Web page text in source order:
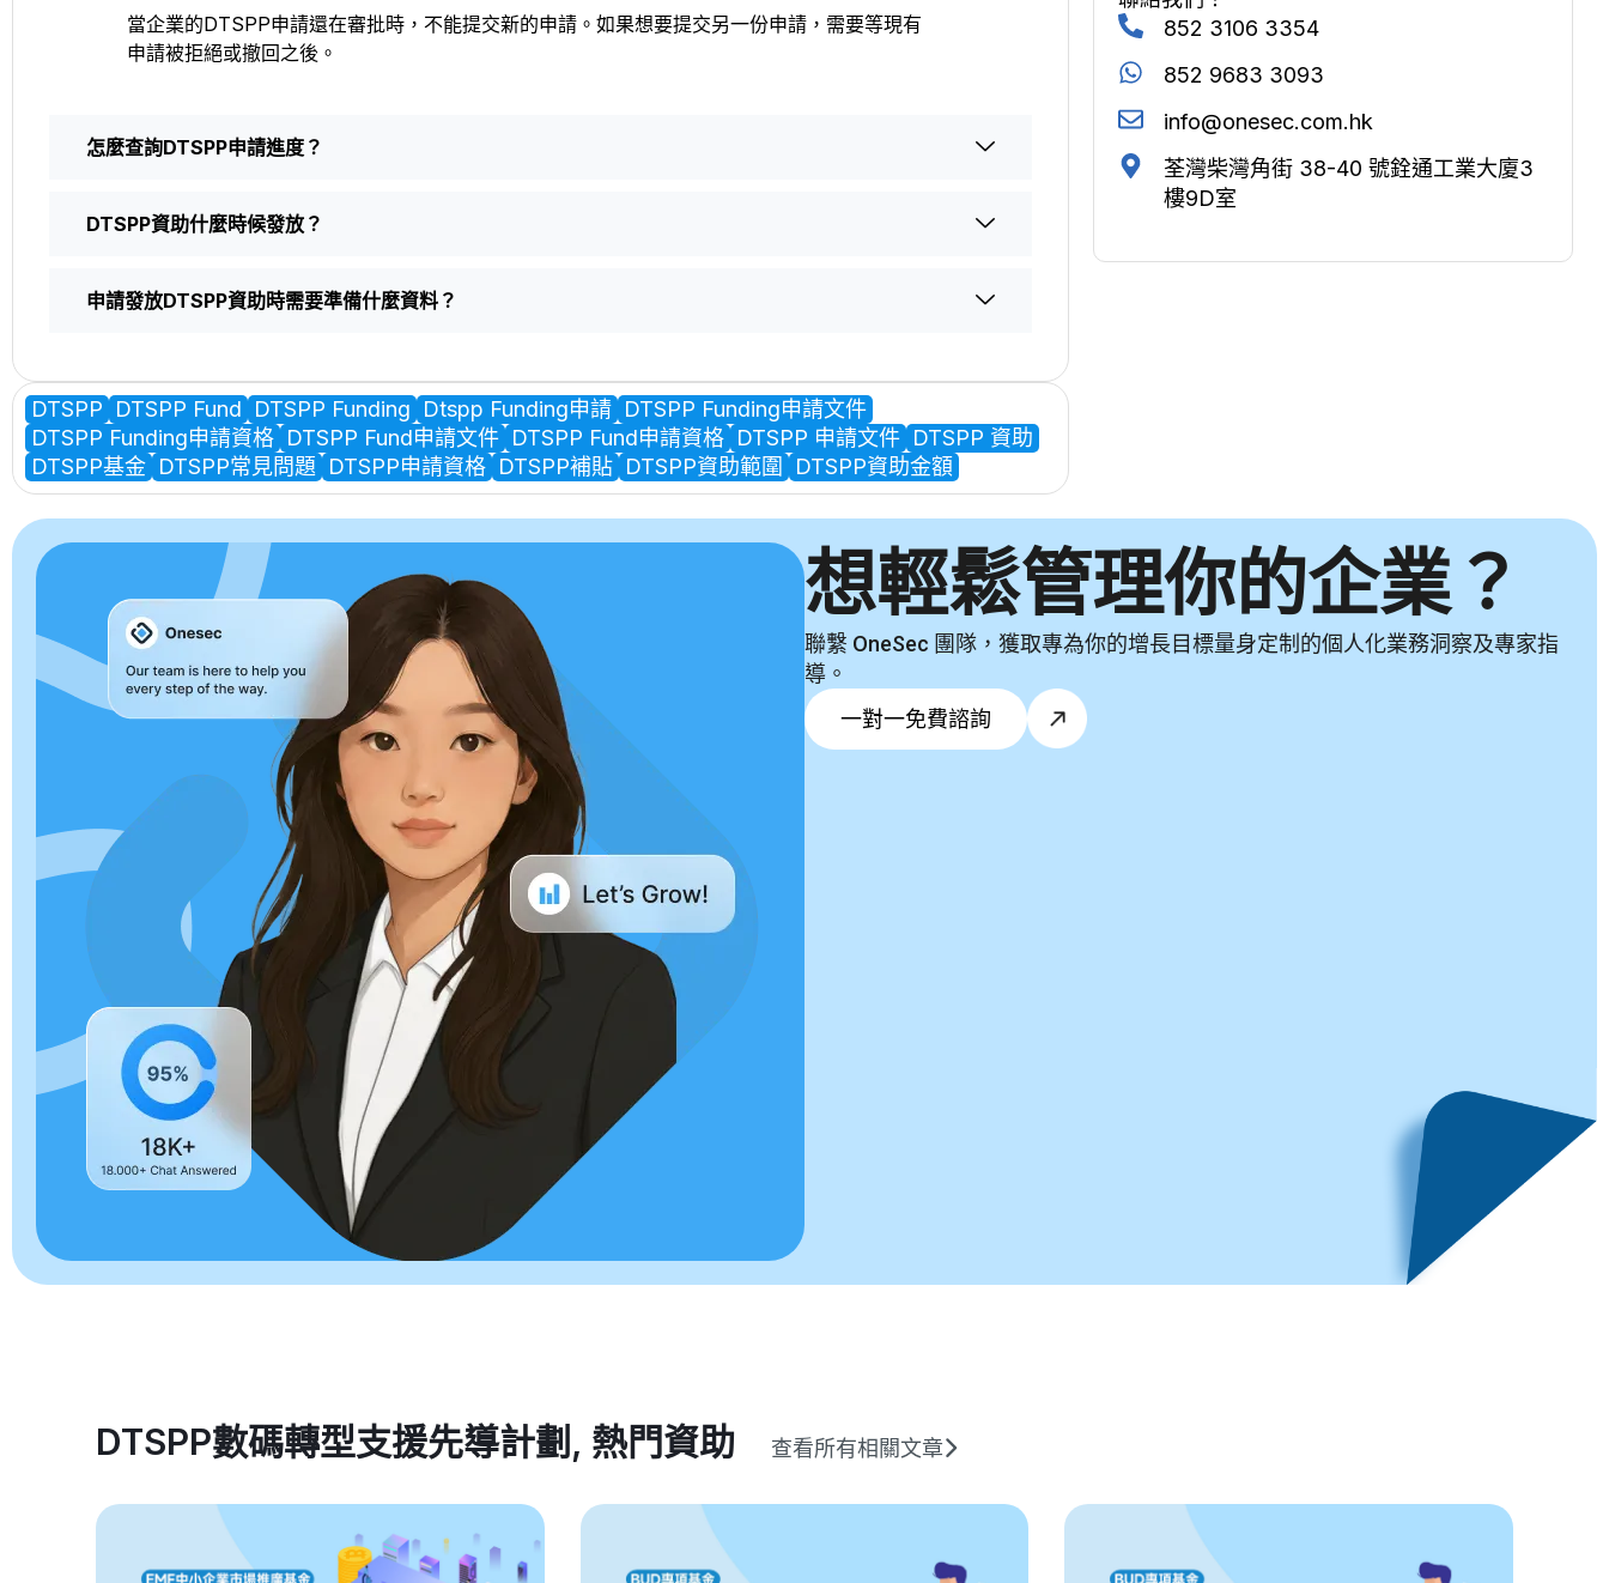
當企業的DTSPP申請還在審批時，不能提交新的申請。如果想要提交另一份申請，需要等現有
申請被拒絕或撤回之後。
怎麼查詢DTSPP申請進度？
DTSPP資助什麼時候發放？
申請發放DTSPP資助時需要準備什麼資料？
DTSPP DTSPP Fund DTSPP Funding Dtspp Funding申請 DTSPP Funding申請文件
DTSPP Funding申請資格 DTSPP Fund申請文件 DTSPP Fund申請資格 DTSPP 申請文件 DTSPP 資助
DTSPP基金 DTSPP常見問題 DTSPP申請資格 DTSPP補貼 DTSPP資助範圍 DTSPP資助金額
852 3106 3354
852 9683 3093
info@onesec.com.hk
荃灣柴灣角街 38-40 號銓通工業大廈3
樓9D室
想輕鬆管理你的企業？
聯繫 OneSec 團隊，獲取專為你的增長目標量身定制的個人化業務洞察及專家指
導。
一對一免費諮詢
DTSPP數碼轉型支援先導計劃 , 熱門資助 查看所有相關文章